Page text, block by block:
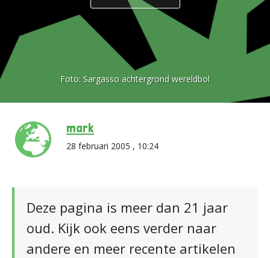
Foto: Sargasso achtergrond wereldbol
mark
28 februari 2005 , 10:24
Deze pagina is meer dan 21 jaar
oud. Kijk ook eens verder naar
andere en meer recente artikelen